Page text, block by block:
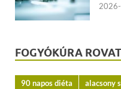
FOGYÓKÚRA
90 napos diéta
alacsony